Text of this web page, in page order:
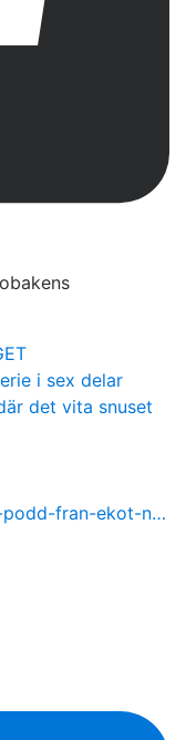
i sex delar
det vita snuset
podd-fran-ekot-n…